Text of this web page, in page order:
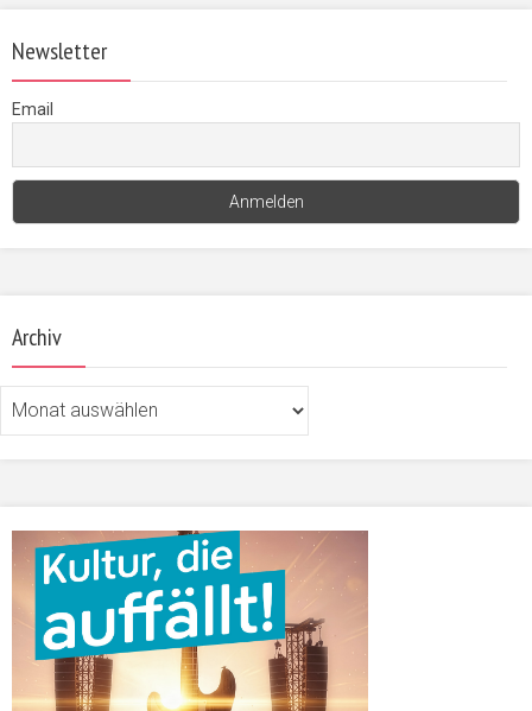
Newsletter
Email
Archiv
Archiv